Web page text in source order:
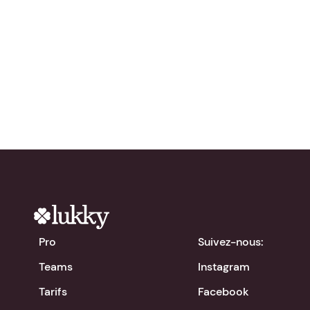
Pro
Teams
Tarifs
Suivez-nous:
Instagram
Facebook